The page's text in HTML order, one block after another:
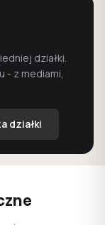
działki.
- z mediami,
działki